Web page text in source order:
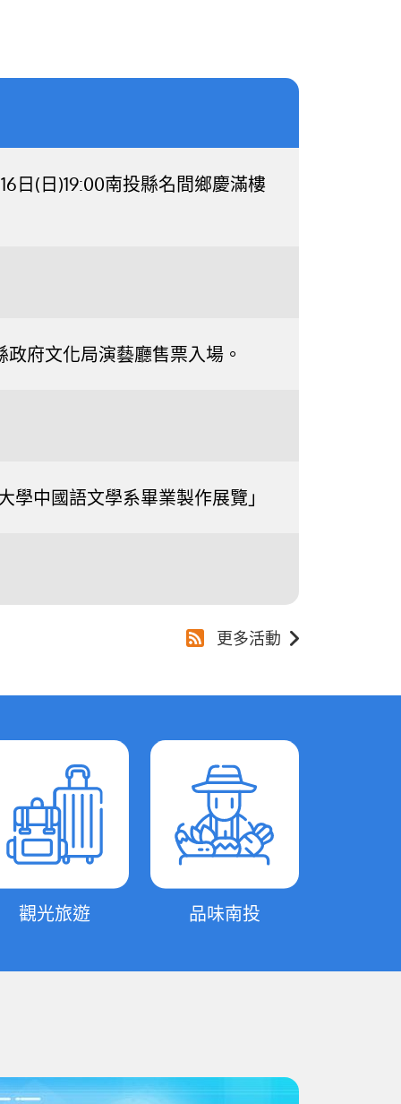
日(日)19:00南投縣名間鄉慶滿樓
府文化局演藝廳售票入場。
中國語文學系畢業製作展覽」
更多活動
觀光旅遊 品味南投